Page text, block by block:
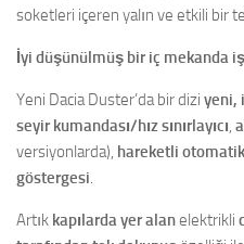
soketleri içeren yalın ve etkili bir
İyi düşünülmüş bir iç mekanda
Yeni Dacia Duster’da bir dizi yeni,
seyir kumandası/hız sınırlayıcı,
versiyonlarda), hareketli
göstergesi.
Artık kapılarda yer alanelektrikli